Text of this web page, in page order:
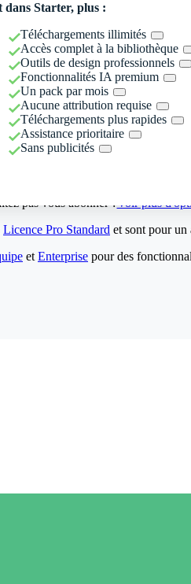
dans Starter, plus :
Téléchargements illimités
Accès complet à la bibliothèque
Outils de design professionnels
Fonctionnalités IA premium
Un pack par mois
Aucune attribution requise
Téléchargements plus rapides
Assistance prioritaire
Sans publicités
pas vous abonner ?Voir plus
Licence Pro Standard et sont pour un
et Enterprise pour des